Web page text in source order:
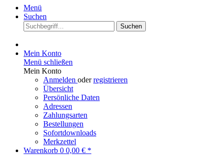
Menü
Suchen
Suchen
Mein Konto
Menü schließen
Mein Konto
Anmelden oderregistrieren
Übersicht
Persönliche Daten
Adressen
Zahlungsarten
Bestellungen
Sofortdownloads
Merkzettel
Warenkorb 0 0,00 € *